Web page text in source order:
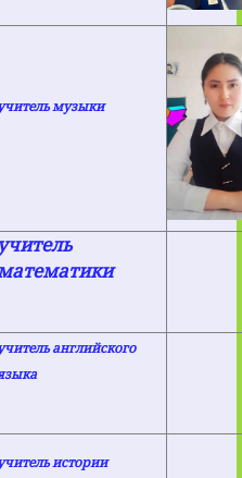
музыки
учитель
английского
истории